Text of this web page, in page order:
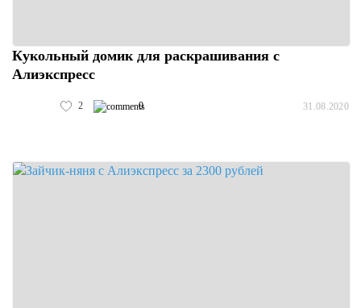
Кукольный домик для раскрашивания с
Алиэкспресс
2 0 31.08.2020